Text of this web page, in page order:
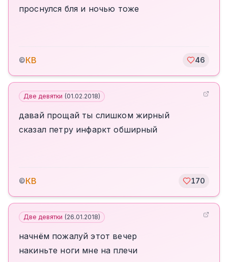
проснулся бля и ночью тоже
©КВ 46
Две девятки (01.02.2018)
давай прощай ты слишком жирный
сказал петру инфаркт обширный
©КВ 170
Две девятки (26.01.2018)
начнём пожалуй этот вечер
накиньте ноги мне на плечи